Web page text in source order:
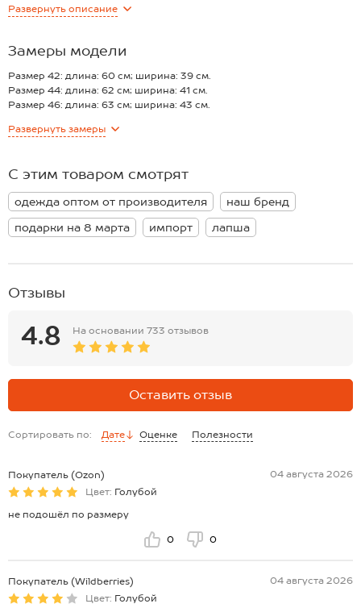
течение всего дня.
хорошо тянется и не боится стирок;
— объёмные рукава-воланы создают эффектный акцент и делают
образ женственным и праздничным;
— классический крой и базовый цвет позволяют сочетать
— универсальный дизайн подходит для офиса, прогулок,
создания лёгкого и нежного образа — для работы, праздников,
стильно и элегантно.
Развернуть описание
Замеры модели
Размер 42: длина: 60 см; ширина: 39 см.
Размер 44: длина: 62 см; ширина: 41 см.
Размер 46: длина: 63 см; ширина: 43 см.
Размер 50: длина: 65 см; ширина: 49 см.
Развернуть замеры
С этим товаром смотрят
одежда оптом от производителя
наш бренд
подарки на 8 марта
импорт лапша
Отзывы
4.8 На основании 733 отзывов
Оставить отзыв
Сортировать по: Дате Оценке Полезности
Покупатель (Ozon)
04 августа 2026
Цвет: Голубой
не подошёл по размеру
0 0
Покупатель (Wildberries)
04 августа 2026
Цвет: Голубой